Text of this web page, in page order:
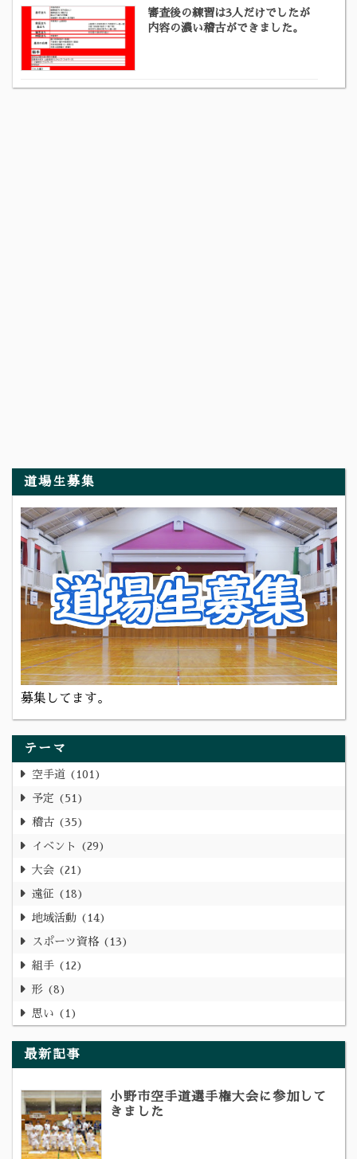
審査後の練習は3人だけでしたが
内容の濃い稽古ができました。
道場生募集
募集してます。
テーマ
空手道 101
予定 51
稽古 35
イベント 29
大会 21
遠征 18
地域活動 14
スポーツ資格 13
組手 12
形 8
思い 1
最新記事
小野市空手道選手権大会に参加して
きました